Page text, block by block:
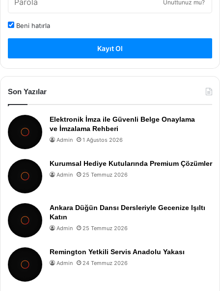
Unuttunuz mu?
Beni hatırla
Kayıt Ol
Son Yazılar
Elektronik İmza ile Güvenli Belge Onaylama
ve İmzalama Rehberi
Admin 1 Ağustos 2026
Kurumsal Hediye Kutularında Premium Çözümler
Admin 25 Temmuz 2026
Ankara Düğün Dansı Dersleriyle Gecenize Işıltı
Katın
Admin 25 Temmuz 2026
Remington Yetkili Servis Anadolu Yakası
Admin 24 Temmuz 2026